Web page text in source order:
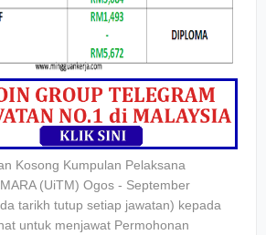
Kosong Kumpulan Pelaksana
(UiTM) Ogos - September
tarikh tutup setiap jawatan) kepada
untuk menjawat Permohonan